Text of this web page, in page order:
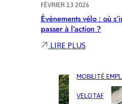
FÉVRIER 13 2026
Évènements vélo : où
passer à l’action ?
LIRE PLUS:
:
MOBILITÉ
VELOTAF